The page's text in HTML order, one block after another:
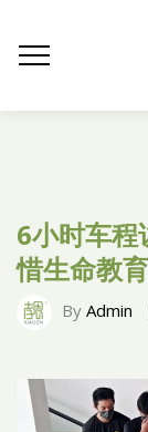
6小时车程
惜生命教育
By Admin